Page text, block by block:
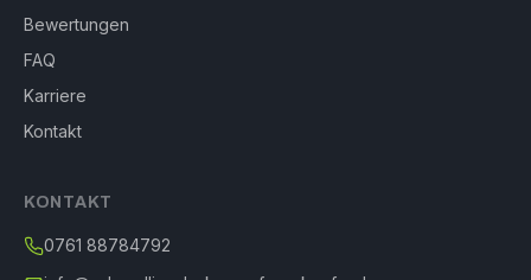
Bewertungen
FAQ
Karriere
Kontakt
KONTAKT
0761 88784792